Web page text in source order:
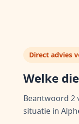
Direct advies
Welke
Beantwoord 2
situatie in